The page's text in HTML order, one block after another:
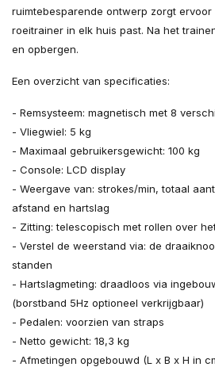
ruimtebesparende ontwerp zorgt ervoor
roeitrainer in elk huis past. Na het
en opbergen.
Een overzicht van specificaties:
- Remsysteem: magnetisch met 8
- Vliegwiel: 5 kg
- Maximaal gebruikersgewicht: 100 kg
- Console: LCD display
- Weergave van: strokes/min, totaal
afstand en hartslag
- Zitting: telescopisch met rollen over
- Verstel de weerstand via: de
standen
- Hartslagmeting: draadloos via
(borstband 5Hz optioneel verkrijgbaar)
- Pedalen: voorzien van straps
- Netto gewicht: 18,3 kg
- Afmetingen opgebouwd (L x B x H in